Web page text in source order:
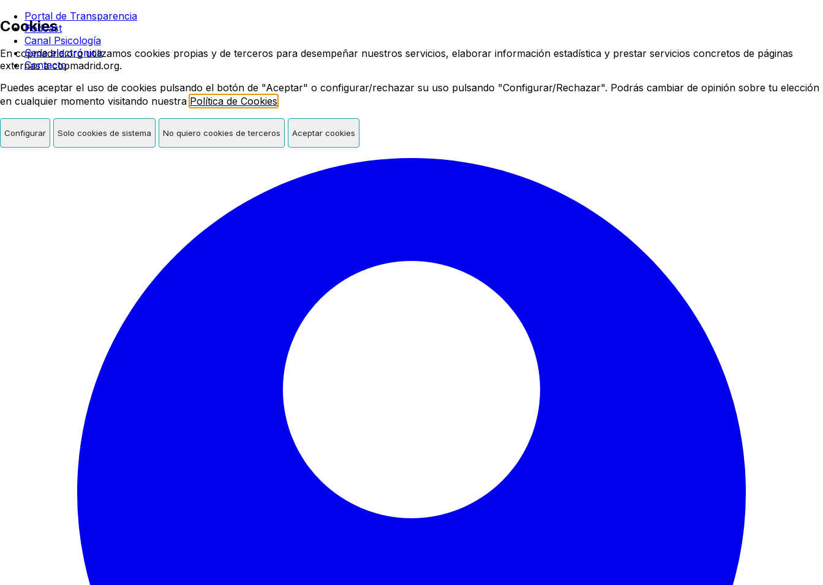
Cookies
En copmadrid.org utilizamos cookies propias y de terceros para desempeñar nuestros servicios, elaborar información estadística y prestar servicios concretos de páginas
externas a copmadrid.org.
Puedes aceptar el uso de cookies pulsando el botón de "Aceptar" o configurar/rechazar su uso pulsando "Configurar/Rechazar". Podrás cambiar de opinión sobre tu elección
en cualquier momento visitando nuestra Política de Cookies
Configurar Solo cookies de sistema No quiero cookies de terceros Aceptar cookies
Colegio oficial de psicología de Madrid
Portal de Transparencia
Podcast
Canal Psicología
Sede electrónica
Contacto